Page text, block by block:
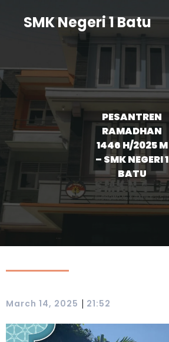
SMK Negeri 1 Batu
PESANTREN
RAMADHAN
1446 H/2025 M
– SMK NEGERI 1
BATU
March 14, 2025 | 21:52